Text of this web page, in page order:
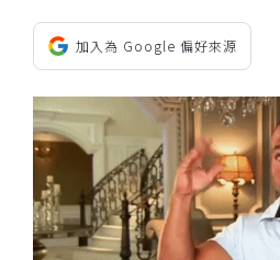
加入為 Google 偏好來源